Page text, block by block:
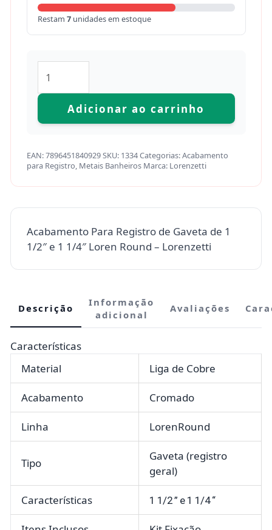
Restam 7unidades em estoque
Adicionar ao carrinho
EAN:7896451840929SKU: 1334Categorias:Acabamento
para Registro, Metais Banheiros Marca: Lorenzetti
Acabamento Para Registro de Gaveta de 1
1/2″ e 1 1/4″ Loren Round – Lorenzetti
Descrição
Informação
adicional
Avaliações
Características
Material
Liga de Cobre
Acabamento Cromado
Linha LorenRound
Tipo
Gaveta (registro
geral)
Características 1 1/2 ” e 1 1/4 “